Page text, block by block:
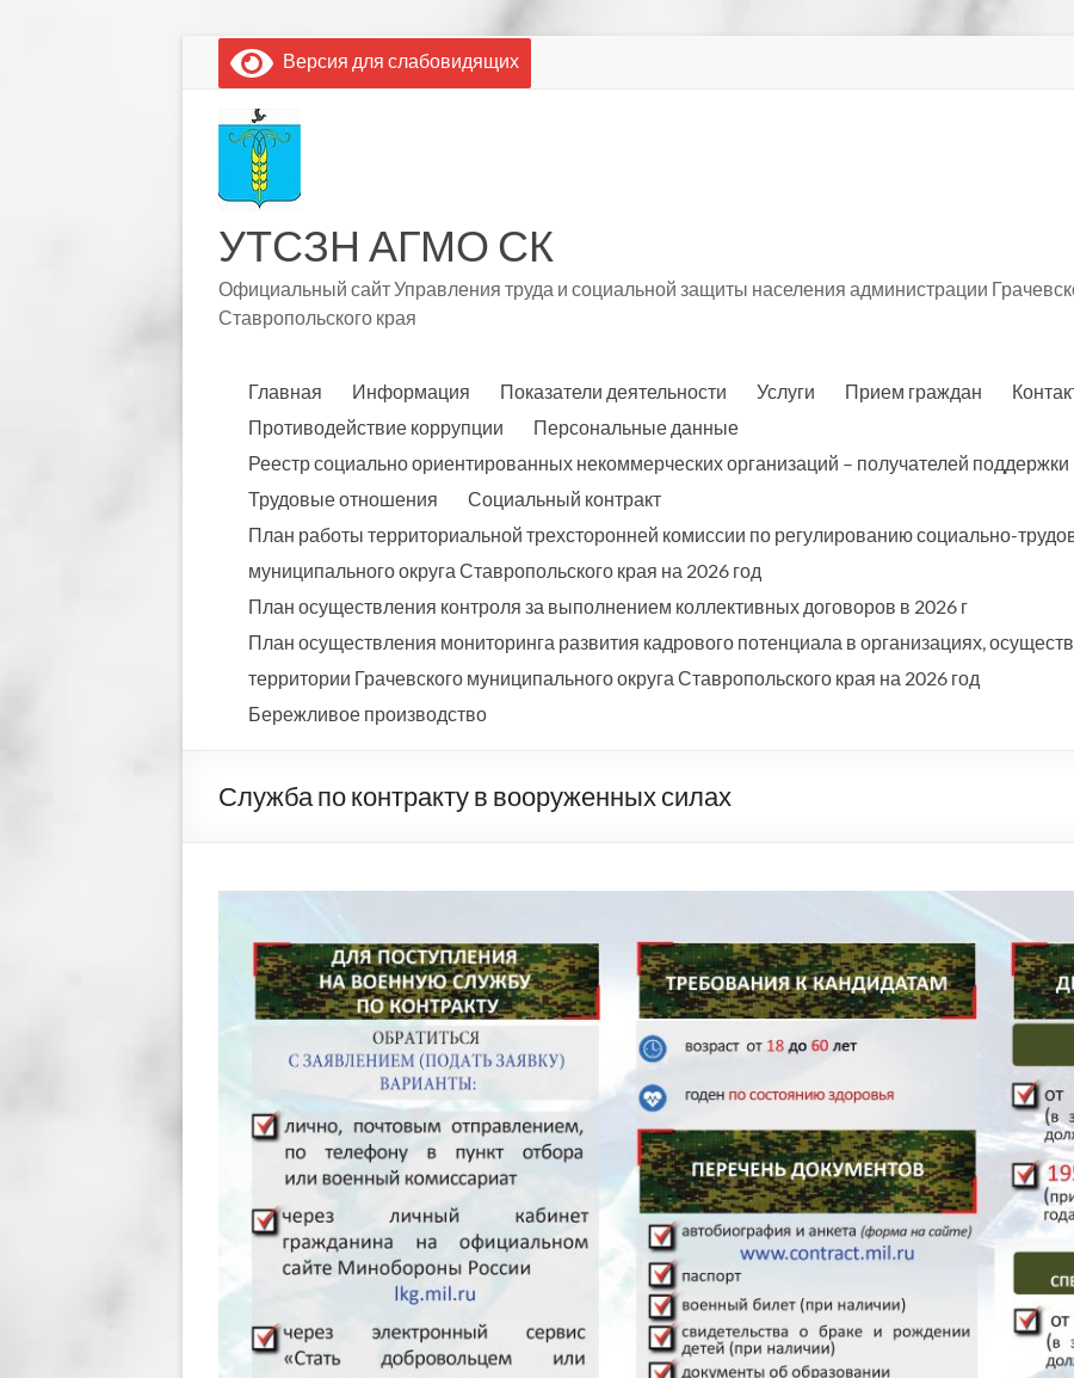
Перейти
содержимому
Версия для слабовидящих
УТСЗН АГМО СК
Официальный сайт Управления труда и социальной защиты населения администрации
Ставропольского края
Главная Информация Показатели деятельности Услуги Прием граждан
Противодействие коррупции
Персональные данные
Реестр социально ориентированных некоммерческих организаций – получателей поддержки
Трудовые отношения
Социальный контракт
План работы территориальной трехсторонней комиссии по регулированию социально-
муниципального округа Ставропольского края на 2026 год
План осуществления контроля за выполнением коллективных договоров в 2026 г
План осуществления мониторинга развития кадрового потенциала в организациях,
территории Грачевского муниципального округа Ставропольского края на 2026 год
Бережливое производство
Служба по контракту в вооруженных силах